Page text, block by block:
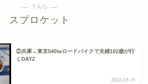
― TAG ―
スプロケット
②兵庫→東京540㎞ロードバイクで夫婦102歳が行
くDAY2
2022-03-13